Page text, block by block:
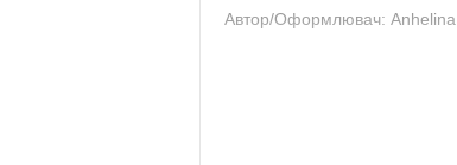
Автор/Оформлювач: Anhelina